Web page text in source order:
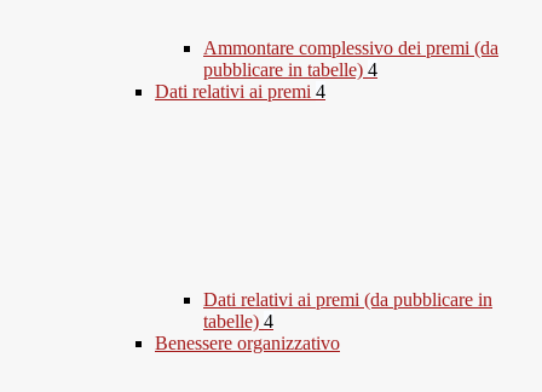
Ammontare complessivo dei premi (da
pubblicare in tabelle) 4
Dati relativi ai premi 4
Dati relativi ai premi (da pubblicare in
tabelle) 4
Benessere organizzativo